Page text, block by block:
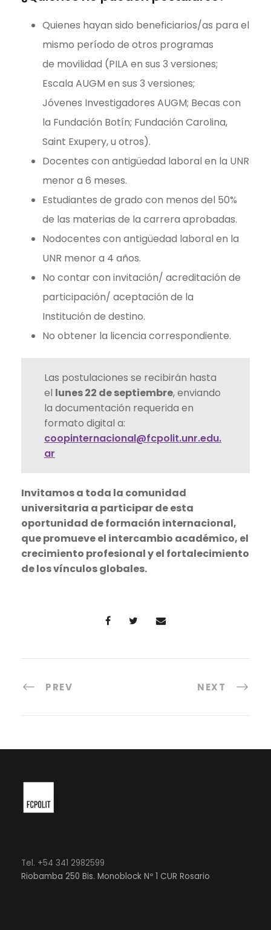
Quienes hayan sido beneficiarios/as para el
mismo período de otros programas
de movilidad (PILA en sus 3 versiones;
Escala AUGM en sus 3 versiones;
Jóvenes Investigadores AUGM; Becas con
la Fundación Botín; Fundación Carolina,
Saint Exupery, u otros).
Docentes con antigüedad laboral en la UNR
menor a 6 meses.
Estudiantes de grado con menos del 50%
de las materias de la carrera aprobadas.
Nodocentes con antigüedad laboral en la
UNR menor a 4 años.
No contar con invitación/ acreditación de
participación/ aceptación de la
Institución de destino.
No obtener la licencia correspondiente.
Las postulaciones se recibirán hasta
el lunes 22 de septiembre, enviando
la documentación requerida en
formato digital a:
coopinternacional@fcpolit.unr.edu.
ar
Invitamos a toda la comunidad
universitaria a participar de esta
oportunidad de formación internacional,
que promueve el intercambio académico, el
crecimiento profesional y el fortalecimiento
de los vínculos globales.
PREV NEXT
Tel. +54 341 2982599
Riobamba 250 Bis. Monoblock Nº 1 CUR Rosario